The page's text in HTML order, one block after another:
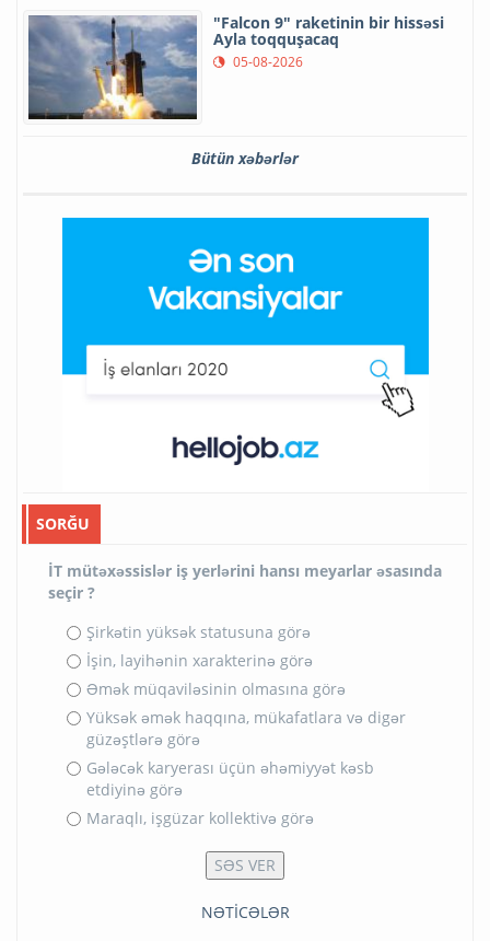
"Falcon 9" raketinin bir hissəsi
Ayla toqquşacaq
05-08-2026
Bütün xəbərlər
SORĞU
İT mütəxəssislər iş yerlərini hansı meyarlar əsasında
seçir ?
Şirkətin yüksək statusuna görə
İşin, layihənin xarakterinə görə
Əmək müqaviləsinin olmasına görə
Yüksək əmək haqqına, mükafatlara və digər
güzəştlərə görə
Gələcək karyerası üçün əhəmiyyət kəsb
etdiyinə görə
Maraqlı, işgüzar kollektivə görə
NƏTİCƏLƏR